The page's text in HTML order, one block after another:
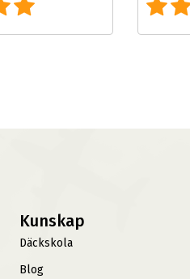
Kunskap
Däckskola
Blog